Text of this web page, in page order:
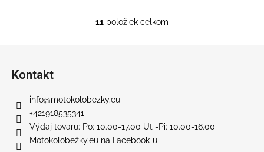
O
e
p
11 položiek celkom
Kontakt
info@motokolobezky.eu
+421918535341
Výdaj tovaru: Po: 10.00-17.00 Ut -Pi: 10.00-16.00
Motokolobežky.eu na Facebook-u